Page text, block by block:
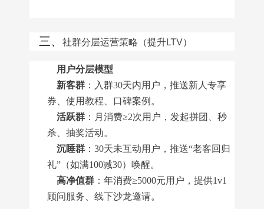
三、 社群分层运营策略（提升LTV）
用户分层模型
新客群 ：入群30天内用户，推送新人专享
券、使用教程、口碑案例。
活跃群 ：月消费≥2次用户，发起拼团、秒
杀、抽奖活动。
沉睡群 ：30天未互动用户，推送“老客回归
礼”（如满100减30）唤醒。
高净值群 ：年消费≥5000元用户，提供1v1
顾问服务、线下沙龙邀请。